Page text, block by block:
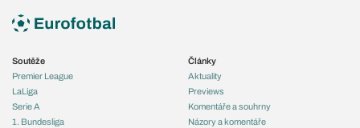
Soutěže
Premier League
LaLiga
Serie A
1. Bundesliga
Články
Aktuality
Previews
Komentáře a souhrny
Názory a komentáře